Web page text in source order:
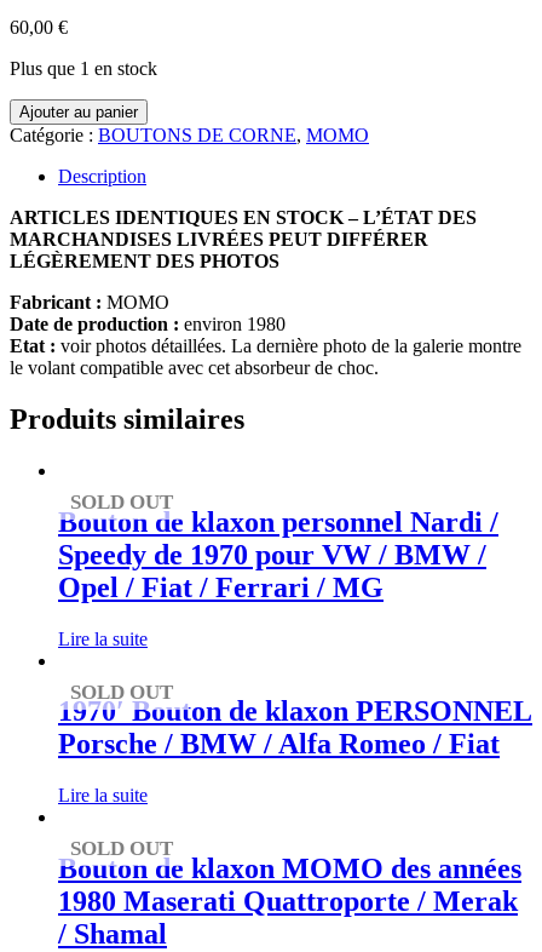
60,00 €
Plus que 1 en stock
quantité
de
Amortisseur
MOMO
années
1980
Jaguar
Mercedes
/
BMW
/
Ajouter au panier
Catégorie : BOUTONS DE CORNE, MOMO
Description
ARTICLES IDENTIQUES EN STOCK – L’ÉTAT DES
MARCHANDISES LIVRÉES PEUT DIFFÉRER
LÉGÈREMENT DES PHOTOS
Fabricant : MOMO
Date de production : environ 1980
Etat : voir photos détaillées. La dernière photo de la galerie montre
le volant compatible avec cet absorbeur de choc.
Produits similaires
SOLD OUT
Bouton de klaxon personnel Nardi /
Speedy de 1970 pour VW / BMW /
Opel / Fiat / Ferrari / MG
Lire la suite
SOLD OUT
1970′ Bouton de klaxon PERSONNEL
Porsche / BMW / Alfa Romeo / Fiat
Lire la suite
SOLD OUT
Bouton de klaxon MOMO des années
1980 Maserati Quattroporte / Merak
/ Shamal